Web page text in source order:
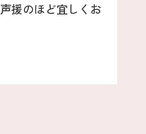
援のほど宜しくお